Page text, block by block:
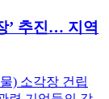
’ 추진… 지역
) 소각장 건립